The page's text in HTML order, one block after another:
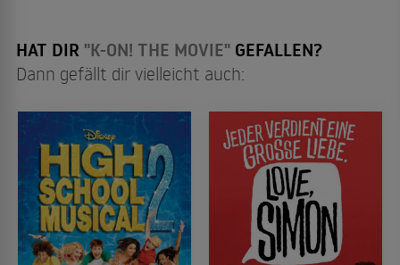
HAT DIR "K-ON! THE MOVIE" GEFALLEN?
Dann gefällt dir vielleicht auch: